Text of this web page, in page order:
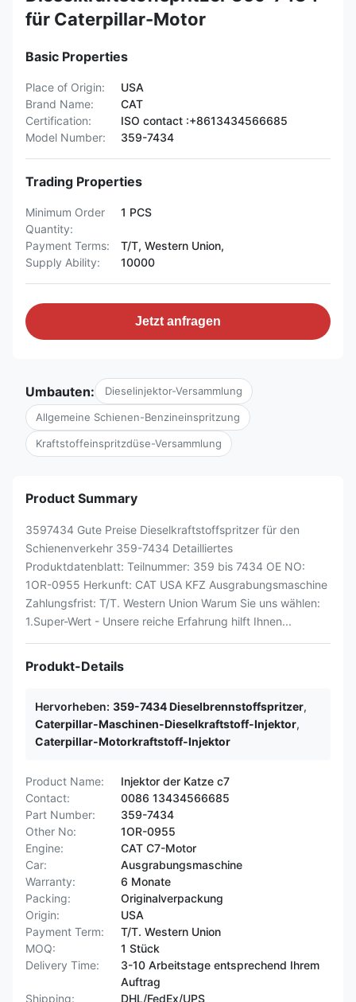
für Caterpillar-Motor
Basic Properties
Place of Origin:
USA
Brand Name:
CAT
Certification:
ISO contact :+8613434566685
Model Number:
359-7434
Trading Properties
Minimum Order
Quantity:
1 PCS
Payment Terms:
T/T, Western Union,
Supply Ability:
10000
Jetzt anfragen
Umbauten: Dieselinjektor-Versammlung
Allgemeine Schienen-Benzineinspritzung
Kraftstoffeinspritzdüse-Versammlung
Product Summary
3597434 Gute Preise Dieselkraftstoffspritzer für den
Schienenverkehr 359-7434 Detailliertes
Produktdatenblatt: Teilnummer: 359 bis 7434 OE NO:
1OR-0955 Herkunft: CAT USA KFZ Ausgrabungsmaschine
Zahlungsfrist: T/T. Western Union Warum Sie uns wählen:
1.Super-Wert - Unsere reiche Erfahrung hilft Ihnen...
Produkt-Details
Hervorheben: 359-7434 Dieselbrennstoffspritzer,
Caterpillar-Maschinen-Dieselkraftstoff-Injektor,
Caterpillar-Motorkraftstoff-Injektor
Product Name:
Injektor der Katze c7
Contact:
0086 13434566685
Part Number:
359-7434
Other No:
1OR-0955
Engine:
CAT C7-Motor
Car:
Ausgrabungsmaschine
Warranty:
6 Monate
Packing:
Originalverpackung
Origin:
USA
Payment Term:
T/T. Western Union
MOQ:
1 Stück
Delivery Time:
3-10 Arbeitstage entsprechend Ihrem
Auftrag
Shipping:
DHL/FedEx/UPS